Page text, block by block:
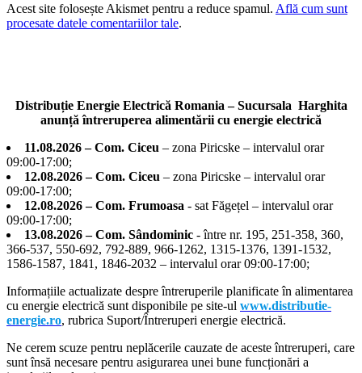
Acest site folosește Akismet pentru a reduce spamul. Află cum sunt
procesate datele comentariilor tale.
Distribuție Energie Electrică Romania – Sucursala Harghita
anunță întreruperea alimentării cu energie electrică
11.08.2026 – Com. Ciceu – zona Piricske – intervalul orar
09:00-17:00;
12.08.2026 – Com. Ciceu – zona Piricske – intervalul orar
09:00-17:00;
12.08.2026 – Com. Frumoasa - sat Făgețel – intervalul orar
09:00-17:00;
13.08.2026 – Com. Sândominic - între nr. 195, 251-358, 360,
366-537, 550-692, 792-889, 966-1262, 1315-1376, 1391-1532,
1586-1587, 1841, 1846-2032 – intervalul orar 09:00-17:00;
Informațiile actualizate despre întreruperile planificate în alimentarea
cu energie electrică sunt disponibile pe site-ul www.distributie-
energie.ro, rubrica Suport/Întreruperi energie electrică.
Ne cerem scuze pentru neplăcerile cauzate de aceste întreruperi, care
sunt însă necesare pentru asigurarea unei bune funcționări a